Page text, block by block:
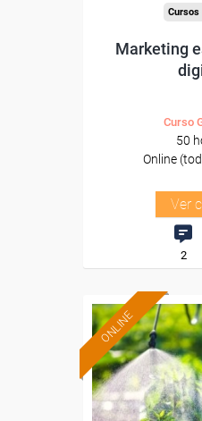
Cursos
Marketing
Curso
50
Online
Ver
2
ONLINE
Para